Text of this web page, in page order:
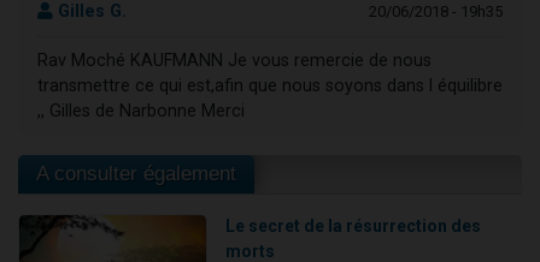
Gilles G. 20/06/2018 - 19h35
Rav Moché KAUFMANN Je vous remercie de nous
transmettre ce qui est,afin que nous soyons dans l équilibre
,, Gilles de Narbonne Merci
A consulter également
Le secret de la résurrection des
morts